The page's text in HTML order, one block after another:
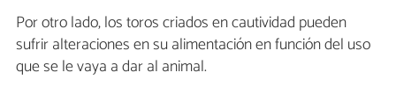
Por otro lado, los toros criados en cautividad pueden
sufrir alteraciones en su alimentación en función del uso
que se le vaya a dar al animal.